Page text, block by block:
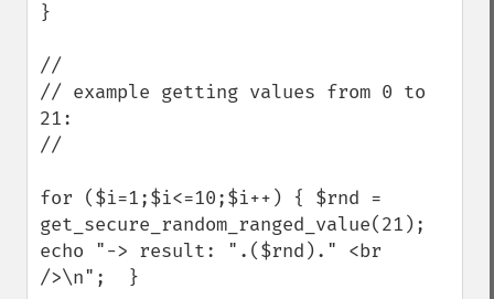
}
//
// example getting values from 0 to
21:
//
for ($i=1;$i<=10;$i++) { $rnd =
get_secure_random_ranged_value(21);
echo "-> result: ".($rnd)." <br
/>\n";  }